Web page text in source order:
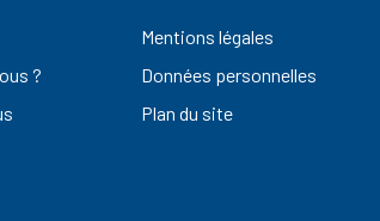
?
Mentions légales
Données personnelles
Plan du site